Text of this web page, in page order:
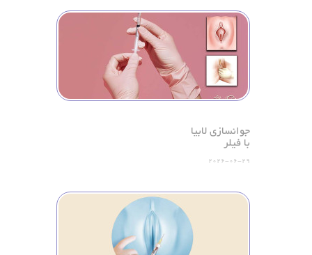
جوانسازی لابیا
با فیلر
2026-06-29